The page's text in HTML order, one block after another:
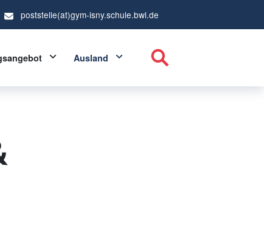
poststelle(at)gym-isny.schule.bwl.de
Toggle Dropdown
Ausland Toggle Dropdown